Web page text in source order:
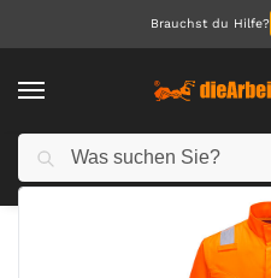
Brauchst du Hilfe?
Start Arbeitskleidung Herren